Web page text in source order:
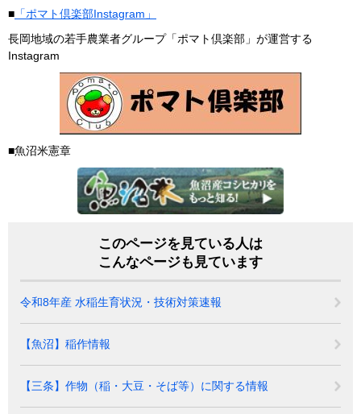
■ 「ポマト倶楽部Instagram」
長岡地域の若手農業者グループ「ポマト倶楽部」が運営する
Instagram
■魚沼米憲章
このページを見ている人は
こんなページも見ています
令和8年産 水稲生育状況・技術対策速報
【魚沼】稲作情報
【三条】作物（稲・大豆・そば等）に関する情報